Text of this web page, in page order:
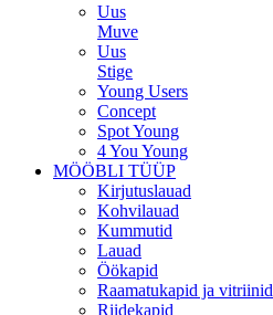
Uus
Muve
Uus
Stige
Young Users
Concept
Spot Young
4 You Young
MÖÖBLI TÜÜP
Kirjutuslauad
Kohvilauad
Kummutid
Lauad
Öökapid
Raamatukapid ja vitriinid
Riidekapid